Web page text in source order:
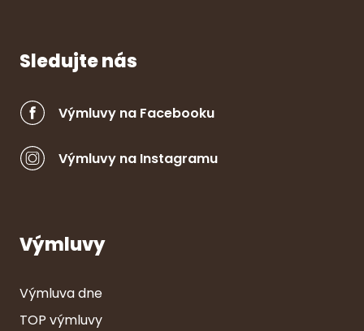
Sledujte nás
Výmluvy na Facebooku
Výmluvy na Instagramu
Výmluvy
Výmluva dne
TOP výmluvy